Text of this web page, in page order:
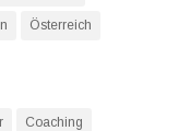
Österreich
Coaching